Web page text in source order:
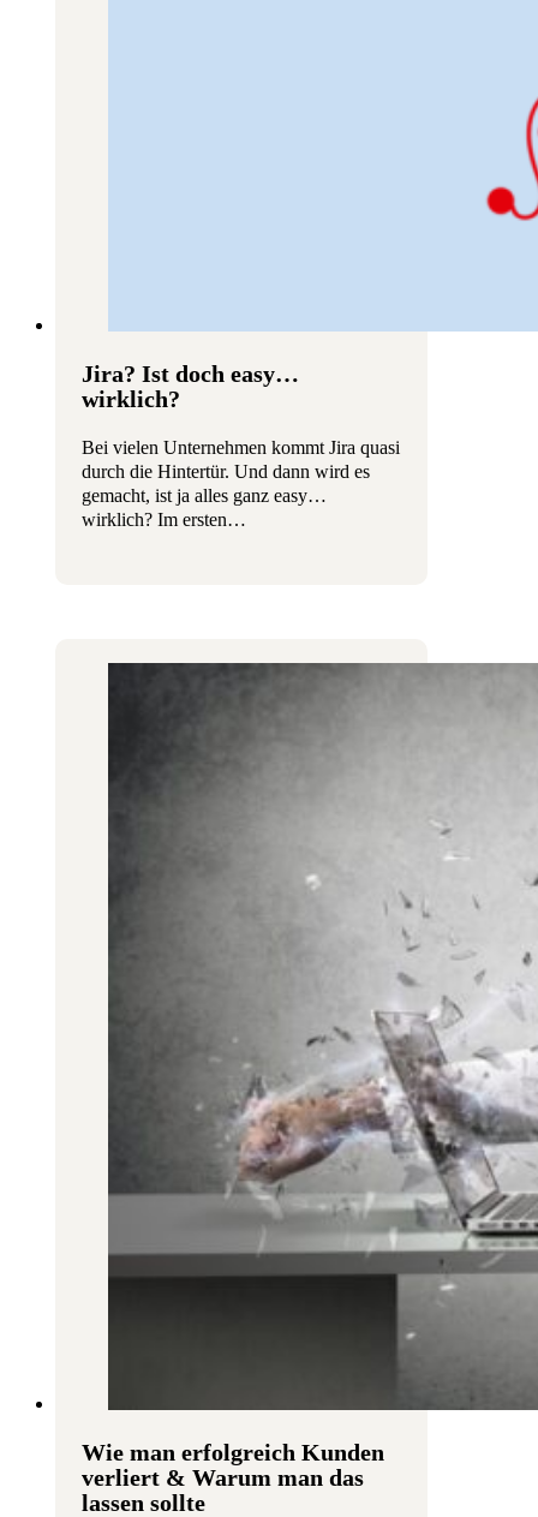
Jira? Ist doch easy…
wirklich?
Bei vielen Unternehmen kommt Jira quasi
durch die Hintertür. Und dann wird es
gemacht, ist ja alles ganz easy…
wirklich? Im ersten…
Wie man erfolgreich Kunden
verliert & Warum man das
lassen sollte